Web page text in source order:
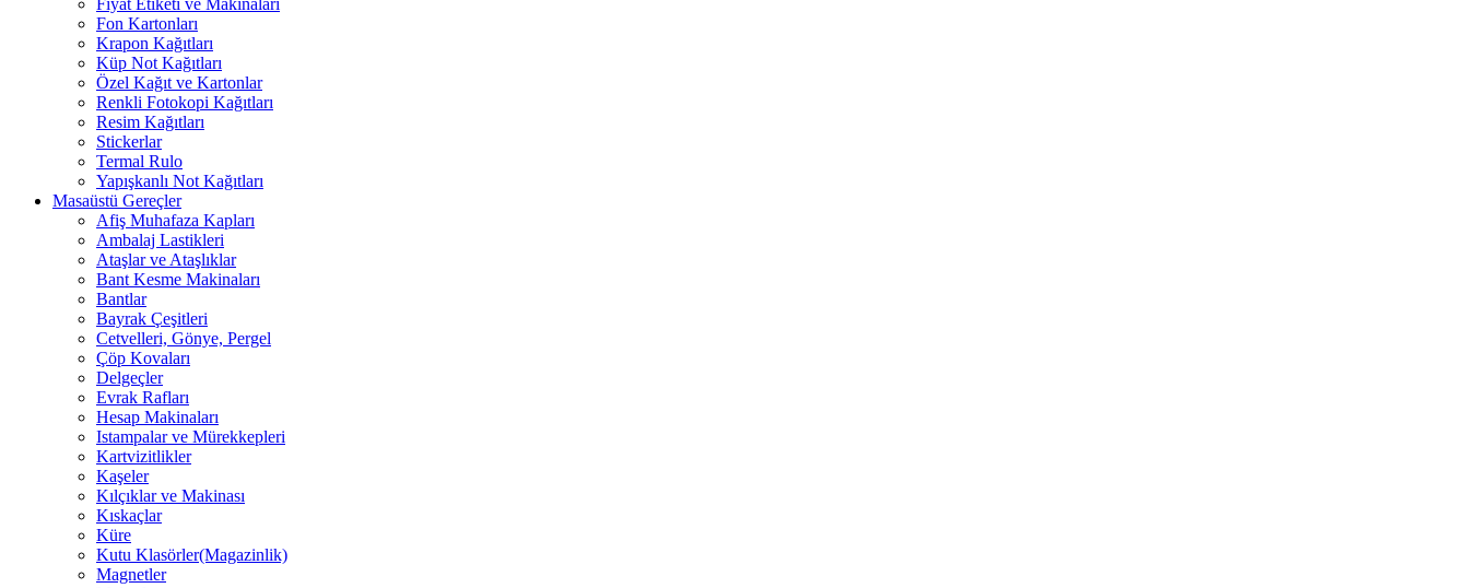
Fiyat Etiketi ve Makinaları
Fon Kartonları
Krapon Kağıtları
Küp Not Kağıtları
Özel Kağıt ve Kartonlar
Renkli Fotokopi Kağıtları
Resim Kağıtları
Stickerlar
Termal Rulo
Yapışkanlı Not Kağıtları
Masaüstü Gereçler
Afiş Muhafaza Kapları
Ambalaj Lastikleri
Ataşlar ve Ataşlıklar
Bant Kesme Makinaları
Bantlar
Bayrak Çeşitleri
Cetvelleri, Gönye, Pergel
Çöp Kovaları
Delgeçler
Evrak Rafları
Hesap Makinaları
Istampalar ve Mürekkepleri
Kartvizitlikler
Kaşeler
Kılçıklar ve Makinası
Kıskaçlar
Küre
Kutu Klasörler(Magazinlik)
Magnetler